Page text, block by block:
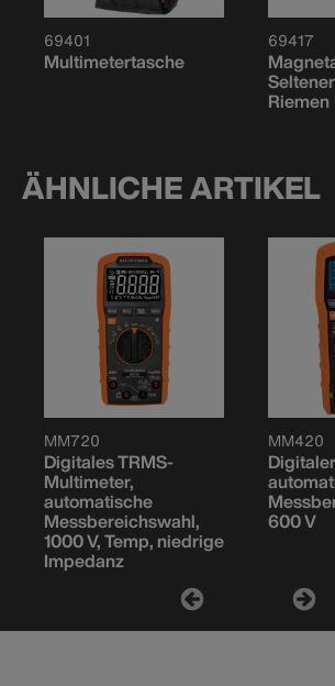
69401
Multimetertasche
69417
Riemen
ÄHNLICHE ARTIKEL
MM720
Digitales TRMS-
Multimeter,
automatische
Messbereichswahl,
1000 V, Temp, niedrige
Impedanz
MM420
600 V